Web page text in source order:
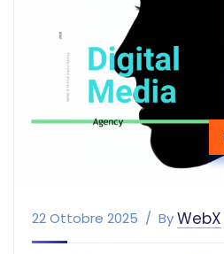
22 Ottobre 2025 ByWebX